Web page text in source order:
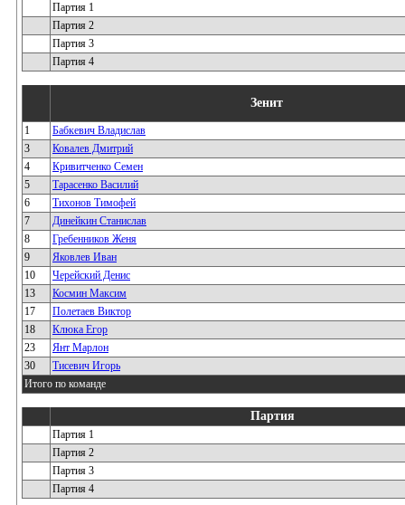
Партия 1
Партия 2
Партия 3
Партия 4
Зенит
1
Бабкевич Владислав
3
Ковалев Дмитрий
4
Кривитченко Семен
5
Тарасенко Василий
6
Тихонов Тимофей
7
Динейкин Станислав
8
Гребенников Женя
9
Яковлев Иван
10
Черейский Денис
13
Космин Максим
17
Полетаев Виктор
18
Клюка Егор
23
Янт Марлон
30
Тисевич Игорь
Итого по команде
Партия
Партия 1
Партия 2
Партия 3
Партия 4